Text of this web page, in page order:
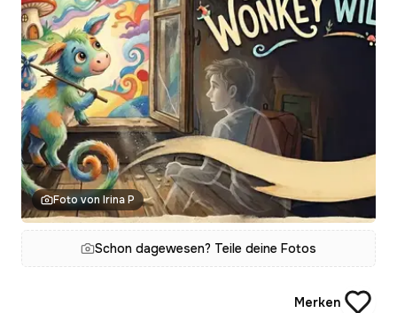
Foto von Irina P
Schon dagewesen? Teile deine Fotos
Merken